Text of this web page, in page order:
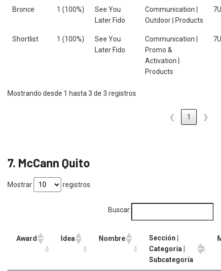
Bronce 1 (100%)
See You
Later Fido
Communication |
Outdoor | Products
Shortlist 1 (100%)
See You
Later Fido
Communication |
Promo &
Activation |
Products
Mostrando desde 1 hasta 3 de 3 registros
❮ 1 ❯
7. McCann Quito
Mostrar registros
Buscar:
Award Idea Nombre
Sección |
Categoría |
Subcategoría